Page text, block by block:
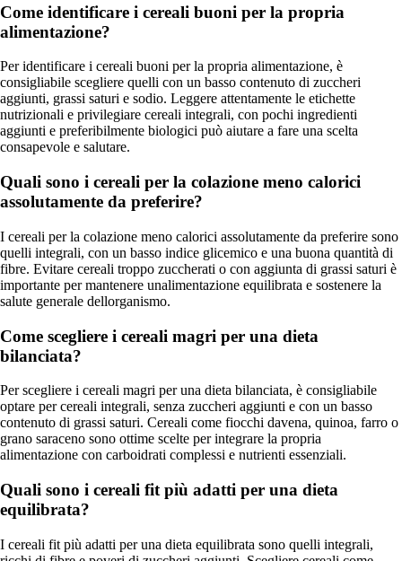
Come identificare i cereali buoni per la propria
alimentazione?
Per identificare i cereali buoni per la propria alimentazione, è
consigliabile scegliere quelli con un basso contenuto di zuccheri
aggiunti, grassi saturi e sodio. Leggere attentamente le etichette
nutrizionali e privilegiare cereali integrali, con pochi ingredienti
aggiunti e preferibilmente biologici può aiutare a fare una scelta
consapevole e salutare.
Quali sono i cereali per la colazione meno calorici
assolutamente da preferire?
I cereali per la colazione meno calorici assolutamente da preferire sono
quelli integrali, con un basso indice glicemico e una buona quantità di
fibre. Evitare cereali troppo zuccherati o con aggiunta di grassi saturi è
importante per mantenere unalimentazione equilibrata e sostenere la
salute generale dellorganismo.
Come scegliere i cereali magri per una dieta
bilanciata?
Per scegliere i cereali magri per una dieta bilanciata, è consigliabile
optare per cereali integrali, senza zuccheri aggiunti e con un basso
contenuto di grassi saturi. Cereali come fiocchi davena, quinoa, farro o
grano saraceno sono ottime scelte per integrare la propria
alimentazione con carboidrati complessi e nutrienti essenziali.
Quali sono i cereali fit più adatti per una dieta
equilibrata?
I cereali fit più adatti per una dieta equilibrata sono quelli integrali,